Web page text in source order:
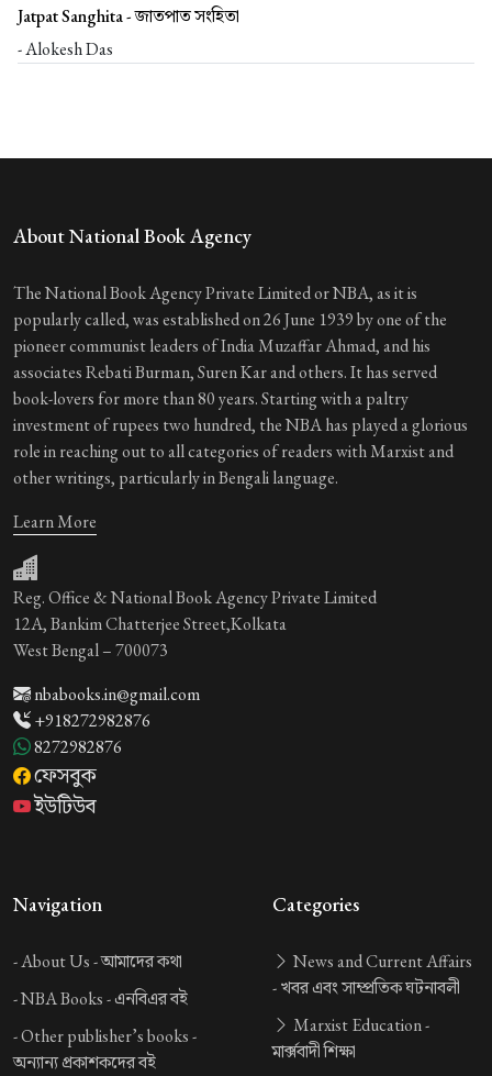
Jatpat Sanghita -জাতপাত সংহিতা
- Alokesh Das
About National Book Agency
The National Book Agency Private Limited or NBA, as it is
popularly called, was established on 26 June 1939 by one of the
pioneer communist leaders of India Muzaffar Ahmad, and his
associates Rebati Burman, Suren Kar and others. It has served
book-lovers for more than 80 years. Starting with a paltry
investment of rupees two hundred, the NBA has played a glorious
role in reaching out to all categories of readers with Marxist and
other writings, particularly in Bengali language.
Learn More
Reg. Office & National Book Agency Private Limited
12A, Bankim Chatterjee Street,Kolkata
West Bengal – 700073
nbabooks.in@gmail.com
+918272982876
8272982876
ফেসবুক
ইউটিউব
Navigation
-About Us -আমাদের কথা
-NBA Books -এনবিএর বই
-Other publisher’s books -
অন্যান্য প্রকাশকদের বই
Categories
News and Current Affairs
-খবর এবং সাম্প্রতিক ঘটনাবলী
Marxist Education -
মার্ক্সবাদী শিক্ষা